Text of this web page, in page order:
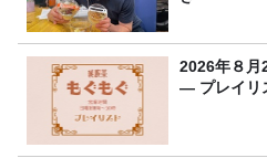
2026年８月
― プレイリ